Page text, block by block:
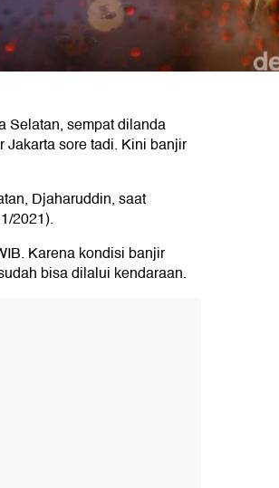
Selatan, sempat dilanda
Jakarta sore tadi. Kini banjir
Djaharuddin, saat
2021).
Karena kondisi banjir
bisa dilalui kendaraan.